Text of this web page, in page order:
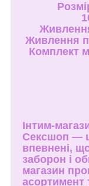
Живлення
Комплект
Інтим-
Сексшоп —
впевнені,
заборон і
магазин
асортимент